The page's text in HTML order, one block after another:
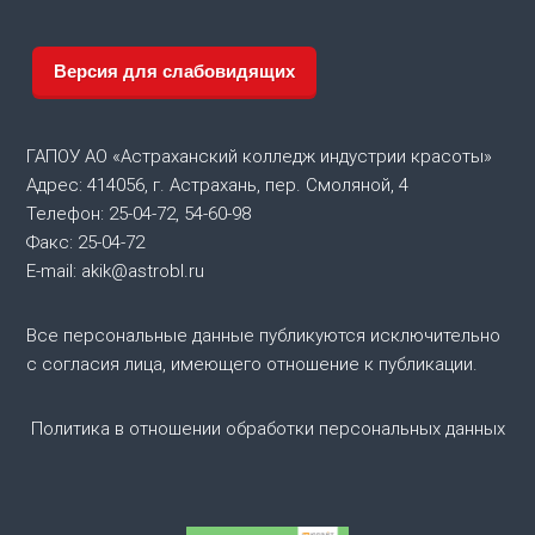
а
ц
и
я
п
о
з
а
Версия для слабовидящих
ГАПОУ АО «Астраханский колледж индустрии красоты»
Адрес: 414056, г. Астрахань, пер. Смоляной, 4
Телефон: 25-04-72, 54-60-98
Факс: 25-04-72
E-mail: akik@astrobl.ru
Все персональные данные публикуются исключительно
с согласия лица, имеющего отношение к публикации.
Политика в отношении обработки персональных данных